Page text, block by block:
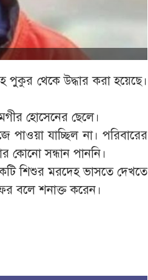
থেকে উদ্ধার করা হয়েছে।
হোসেনের ছেলে।
পাওয়া যাচ্ছিল না। পরিবারের
কোনো সন্ধান পাননি।
শিশুর মরদেহ ভাসতে দেখতে
বলে শনাক্ত করেন।